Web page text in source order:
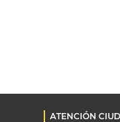
ATENCIÓN